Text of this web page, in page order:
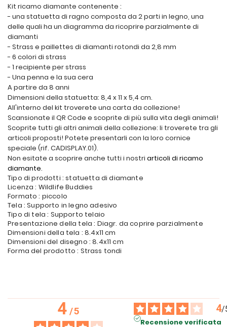
Kit ricamo diamante contenente :
- una statuetta di ragno composta da 2 parti in legno, una
delle quali ha un diagramma da ricoprire parzialmente di
diamanti
- Strass e paillettes di diamanti rotondi da 2,8 mm
- 6 colori di strass
- 1 recipiente per strass
- Una penna e la sua cera
A partire da 8 anni
Dimensioni della statuetta: 8,4 x 11 x 5,4 cm.
All'interno del kit troverete una carta da collezione!
Scansionate il QR Code e scoprite di più sulla vita degli animali!
Scoprite tutti gli altri animali della collezione: li troverete tra gli
articoli proposti! Potete presentarli con la loro cornice
speciale (rif. CADISPLAY.01).
Non esitate a scoprire anche tutti i nostri articoli di ricamo
diamante.
Tipo di prodotti : statuetta di diamante
Licenza : Wildlife Buddies
Formato : piccolo
Tela : Supporto in legno adesivo
Tipo di tela : Supporto telaio
Presentazione della tela : Diagr. da coprire parzialmente
Dimensioni della tela : 8.4x11 cm
Dimensioni del disegno : 8.4x11 cm
Forma del prodotto : Strass tondi
4/5 4/
Recensione verificata